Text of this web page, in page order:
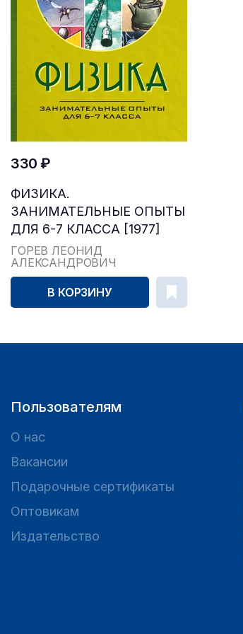
330 ₽
ФИЗИКА.
ЗАНИМАТЕЛЬНЫЕ ОПЫТЫ
ДЛЯ 6-7 КЛАССА [1977]
ГОРЕВ ЛЕОНИД
АЛЕКСАНДРОВИЧ
В КОРЗИНУ
Пользователям
О нас
Вакансии
Подарочные сертификаты
Оптовикам
Издательство